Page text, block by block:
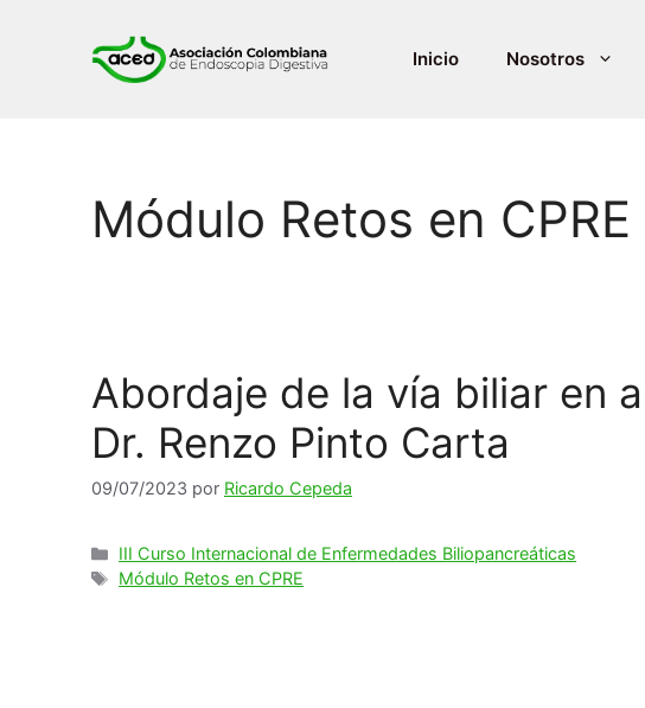
Inicio Nosotros
Módulo Retos en CPRE
Abordaje de la vía biliar en
Dr. Renzo Pinto Carta
09/07/2023 por Ricardo Cepeda
Categorías
III Curso Internacional de Enfermedades Biliopancreáticas
Etiquetas
Módulo Retos en CPRE